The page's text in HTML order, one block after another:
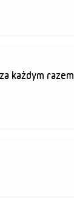
każdym razem